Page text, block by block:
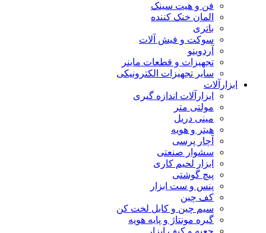
فن و هیت سینک
المان خنک کننده
باتری
سوکت و فیش آلات
آردوینو
تجهیزات و قطعات ماینر
سایر تجهیزات الکترونیکی
ابزارآلات
ابزارآلات اندازه گیری
مولتی متر
مینی دریل
هیتر و هویه
آچار پرسی
سشوار صنعتی
ابزار لحیم کاری
پیچ گوشتی
پنس و ست ابزار
کف چین
سیم چین و کابل لخت کن
گیره مونتاژ و پایه هویه
جعبه و کیف ابزار